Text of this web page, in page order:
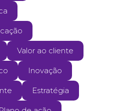
Valor ao cliente
Inovação
Estratégia